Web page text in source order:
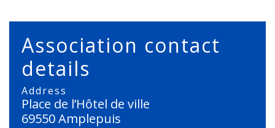
Association contact
details
Address
Place de l’Hôtel de ville
69550 Amplepuis